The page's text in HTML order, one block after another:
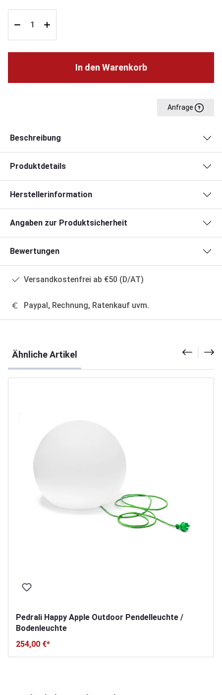
In den Warenkorb
Anfrage
Beschreibung
Produktdetails
Herstellerinformation
Angaben zur Produktsicherheit
Bewertungen
Versandkostenfrei ab €50 (D/AT)
Paypal, Rechnung, Ratenkauf uvm.
Ähnliche Artikel
Pedrali Happy Apple Outdoor Pendelleuchte /
Bodenleuchte
254,00 €*